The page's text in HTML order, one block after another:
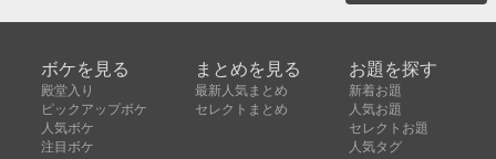
ボケを見る
殿堂入り
ピックアップボケ
人気ボケ
注目ボケ
まとめを見る
最新人気まとめ
セレクトまとめ
お題を探す
新着お題
人気お題
セレクトお題
人気タグ